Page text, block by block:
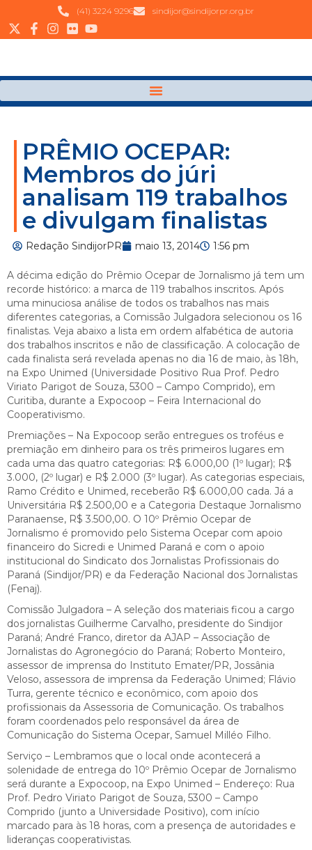
(41) 3224 9296 sindijor@sindijorpr.org.br
PRÊMIO OCEPAR:
Membros do júri
analisam 119 trabalhos
e divulgam finalistas
Redação SindijorPR maio 13, 2014 1:56 pm
A décima edição do Prêmio Ocepar de Jornalismo já tem um
recorde histórico: a marca de 119 trabalhos inscritos. Após
uma minuciosa análise de todos os trabalhos nas mais
diferentes categorias, a Comissão Julgadora selecionou os 16
finalistas. Veja abaixo a lista em ordem alfabética de autoria
dos trabalhos inscritos e não de classificação. A colocação de
cada finalista será revelada apenas no dia 16 de maio, às 18h,
na Expo Unimed (Universidade Positivo Rua Prof. Pedro
Viriato Parigot de Souza, 5300 – Campo Comprido), em
Curitiba, durante a Expocoop – Feira Internacional do
Cooperativismo.
Premiações – Na Expocoop serão entregues os troféus e
premiação em dinheiro para os três primeiros lugares em
cada uma das quatro categorias: R$ 6.000,00 (1º lugar); R$
3.000, (2º lugar) e R$ 2.000 (3º lugar). As categorias especiais,
Ramo Crédito e Unimed, receberão R$ 6.000,00 cada. Já a
Universitária R$ 2.500,00 e a Categoria Destaque Jornalismo
Paranaense, R$ 3.500,00. O 10º Prêmio Ocepar de
Jornalismo é promovido pelo Sistema Ocepar com apoio
financeiro do Sicredi e Unimed Paraná e com o apoio
institucional do Sindicato dos Jornalistas Profissionais do
Paraná (Sindijor/PR) e da Federação Nacional dos Jornalistas
(Fenaj).
Comissão Julgadora – A seleção dos materiais ficou a cargo
dos jornalistas Guilherme Carvalho, presidente do Sindijor
Paraná; André Franco, diretor da AJAP – Associação de
Jornalistas do Agronegócio do Paraná; Roberto Monteiro,
assessor de imprensa do Instituto Emater/PR, Jossânia
Veloso, assessora de imprensa da Federação Unimed; Flávio
Turra, gerente técnico e econômico, com apoio dos
profissionais da Assessoria de Comunicação. Os trabalhos
foram coordenados pelo responsável da área de
Comunicação do Sistema Ocepar, Samuel Milléo Filho.
Serviço – Lembramos que o local onde acontecerá a
solenidade de entrega do 10º Prêmio Ocepar de Jornalismo
será durante a Expocoop, na Expo Unimed – Endereço: Rua
Prof. Pedro Viriato Parigot de Souza, 5300 – Campo
Comprido (junto a Universidade Positivo), com início
marcado para às 18 horas, com a presença de autoridades e
lideranças cooperativistas.